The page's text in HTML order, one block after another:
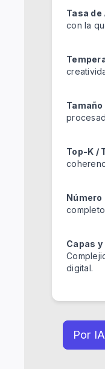
Tasa de
con la
Tamaño
Top-K /
Número
Capas
digital.
Por IA